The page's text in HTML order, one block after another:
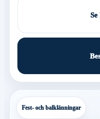
Fest- och balklänningar